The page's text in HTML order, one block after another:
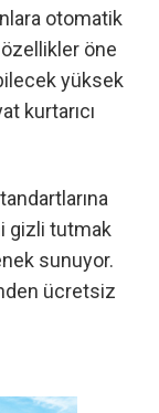
otomatik
öne
yüksek
kurtarıcı
gizli tutmak
sunuyor.
ücretsiz